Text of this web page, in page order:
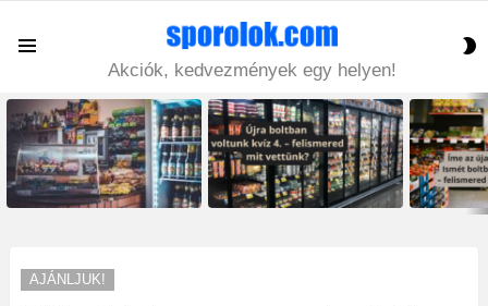
Akciók, kedvezmények egy helyen!
LATEST
STORIES
AJÁNLJUK!